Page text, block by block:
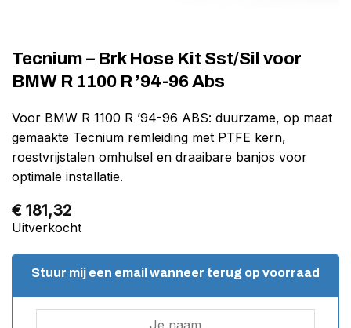
Tecnium – Brk Hose Kit Sst/Sil voor
BMW R 1100 R ’94-96 Abs
Voor BMW R 1100 R ’94-96 ABS: duurzame, op maat
gemaakte Tecnium remleiding met PTFE kern,
roestvrijstalen omhulsel en draaibare banjos voor
optimale installatie.
€ 181,32
Uitverkocht
Stuur mij een email wanneer terug op voorraad